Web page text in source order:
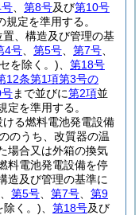
第8号及び第10号
規定を準用する。
、構造及び管理の基
4号 第5号 第7号
を除く。)
第18号
12条第1項第3号の
まで並びに第2項並
定を準用する。
る燃料電池発電設備
のうち、改質器の温
場合又は外箱の換気
料電池発電設備を停
造及び管理の基準に
第5号 第7号
第9
除く。) 第18号及び